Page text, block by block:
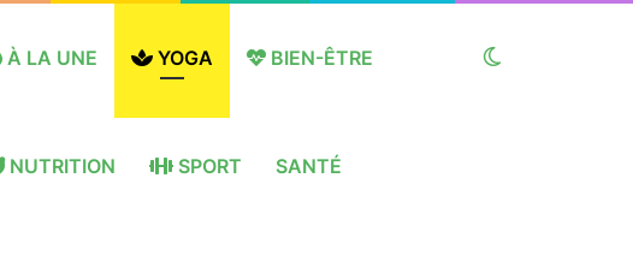
À LA UNE YOGA BIEN-ÊTRE
NUTRITION SPORT SANTÉ